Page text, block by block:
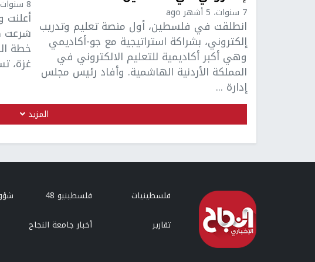
7 سنوات، 5 أشهر ago
انطلقت في فلسطين، أول منصة تعليم وتدريب
إلكتروني، بشراكة استراتيجية مع جو-أكاديمي
وهي أكبر أكاديمية للتعليم الالكتروني في
المملكة الأردنية الهاشمية. وأفاد رئيس مجلس
إدارة ...
8 سنوات، 5 أشهر ago
أعلنت
شرعت
خطة
غزة،
المزيد
فلسطينيات فلسطينيو 48
تقارير
أخبار جامعة النجاح